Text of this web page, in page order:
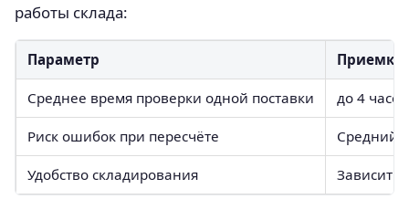
работы склада:
Параметр Приемка
Среднее время проверки одной поставки до 4 часов
Риск ошибок при пересчёте Средний
Удобство складирования Зависит